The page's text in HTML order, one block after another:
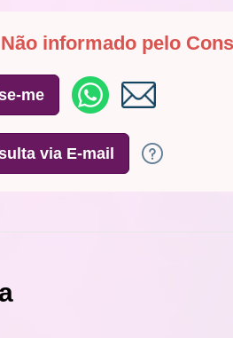
informado pelo
me
via E-mail